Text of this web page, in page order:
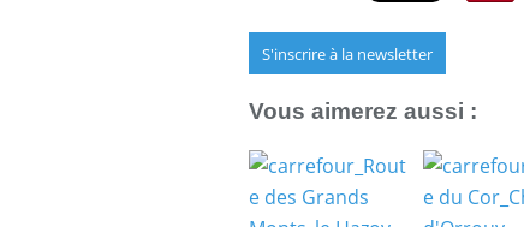
S'inscrire à la newsletter
Vous aimerez aussi :